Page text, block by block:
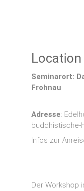
Seminarort:
Frohnau
Adresse:
buddhistische-
Infos zur
Der Workshop